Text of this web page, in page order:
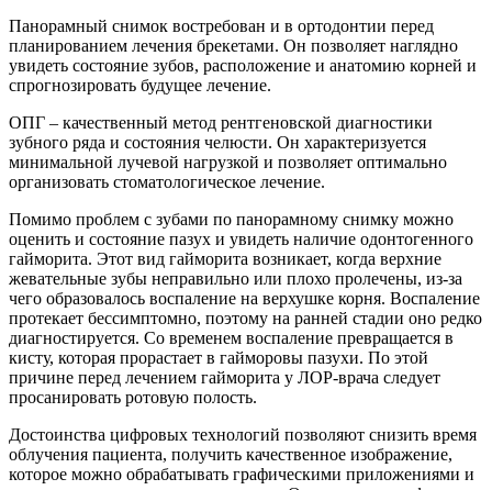
Панорамный снимок востребован и в ортодонтии перед
планированием лечения брекетами. Он позволяет наглядно
увидеть состояние зубов, расположение и анатомию корней и
спрогнозировать будущее лечение.
ОПГ – качественный метод рентгеновской диагностики
зубного ряда и состояния челюсти. Он характеризуется
минимальной лучевой нагрузкой и позволяет оптимально
организовать стоматологическое лечение.
Помимо проблем с зубами по панорамному снимку можно
оценить и состояние пазух и увидеть наличие одонтогенного
гайморита. Этот вид гайморита возникает, когда верхние
жевательные зубы неправильно или плохо пролечены, из-за
чего образовалось воспаление на верхушке корня. Воспаление
протекает бессимптомно, поэтому на ранней стадии оно редко
диагностируется. Со временем воспаление превращается в
кисту, которая прорастает в гайморовы пазухи. По этой
причине перед лечением гайморита у ЛОР-врача следует
просанировать ротовую полость.
Достоинства цифровых технологий позволяют снизить время
облучения пациента, получить качественное изображение,
которое можно обрабатывать графическими приложениями и